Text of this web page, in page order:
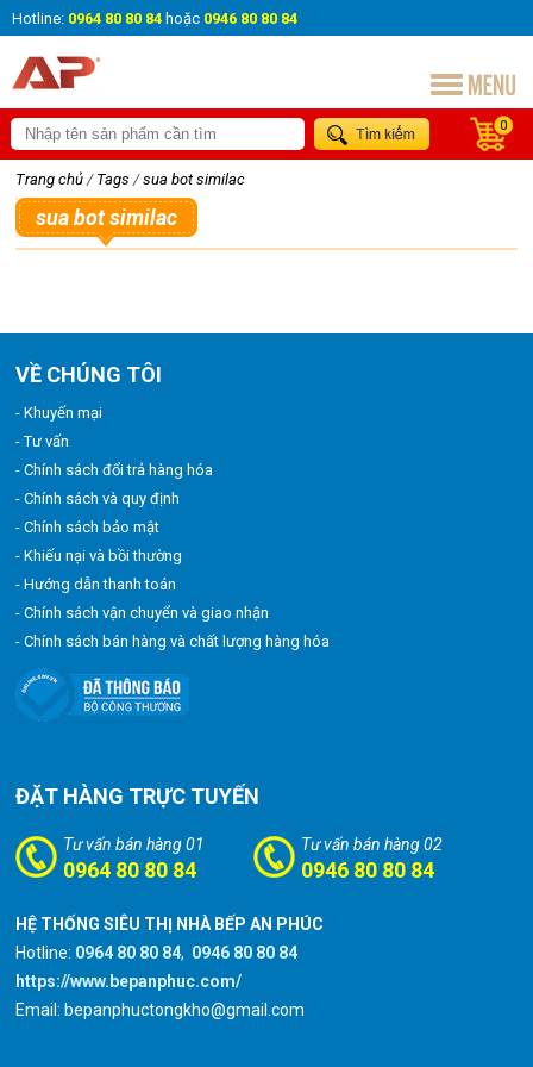
Hotline: 0964 80 80 84 hoặc 0946 80 80 84
0
Trang chủ / Tags / sua bot similac
sua bot similac
VỀ CHÚNG TÔI
- Khuyến mại
- Tư vấn
- Chính sách đổi trả hàng hóa
- Chính sách và quy định
- Chính sách bảo mật
- Khiếu nại và bồi thường
- Hướng dẫn thanh toán
- Chính sách vận chuyển và giao nhận
- Chính sách bán hàng và chất lượng hàng hóa
ĐẶT HÀNG TRỰC TUYẾN
Tư vấn bán hàng 01
0964 80 80 84
Tư vấn bán hàng 02
0946 80 80 84
HỆ THỐNG SIÊU THỊ NHÀ BẾP AN PHÚC
Hotline: 0964 80 80 84, 0946 80 80 84
https://www.bepanphuc.com/
Email: bepanphuctongkho@gmail.com